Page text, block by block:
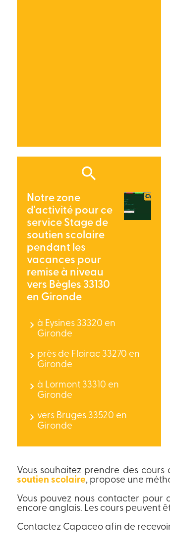
Notre zone
d'activité pour ce
service Stage de
soutien scolaire
pendant les
vacances pour
remise à niveau
vers Bègles 33130
en Gironde
à Eysines 33320 en
Gironde
près de Floirac 33270 en
Gironde
à Lormont 33310 en
Gironde
vers Bruges 33520 en
Gironde
Vous souhaitez prendre des
soutien scolaire, propose une
Vous pouvez nous contacter pour
encore anglais. Les cours peuvent
Contactez Capaceo afin de